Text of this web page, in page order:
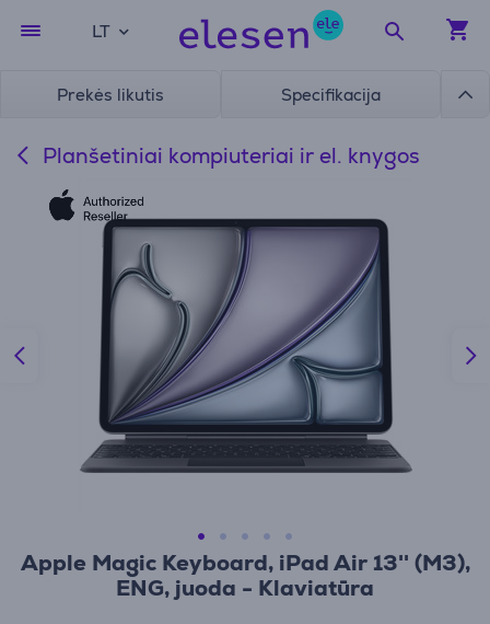
LT
Prekės likutis Specifikacija
Planšetiniai kompiuteriai ir el. knygos
Apple Magic Keyboard, iPad Air 13'' (M3),
ENG, juoda - Klaviatūra